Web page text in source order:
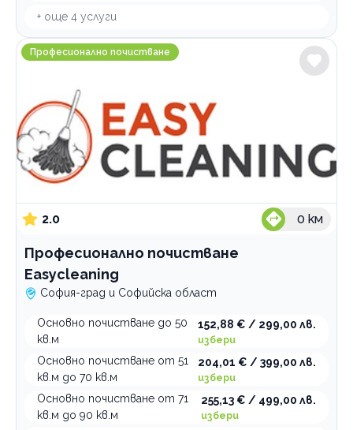
+ още 4 услуги
Професионално почистване Easycleaning
Професионално почистване
2.0 0 км
Професионално почистване
Easycleaning
София-град и Софийска област
Основно почистване до 50
кв.м
152,88 € / 299,00 лв.
избери
Основно почистване от 51
кв.м до 70 кв.м
204,01 € / 399,00 лв.
избери
Основно почистване от 71
кв.м до 90 кв.м
255,13 € / 499,00 лв.
избери